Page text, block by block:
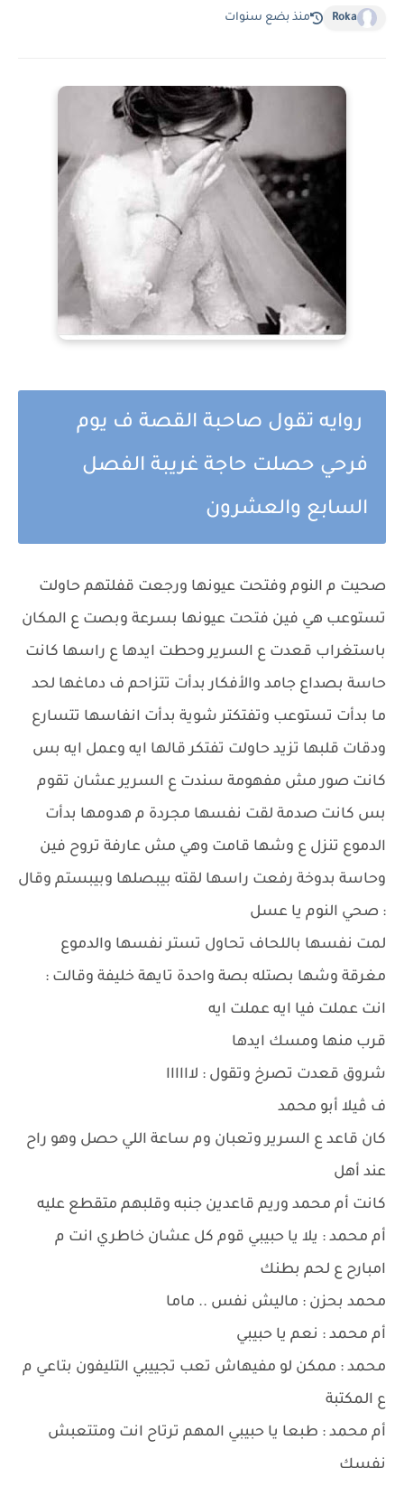
Roka منذ بضع سنوات
روايه تقول صاحبة القصة ف يوم
فرحي حصلت حاجة غريبة الفصل
السابع والعشرون
صحيت م النوم وفتحت عيونها ورجعت قفلتهم حاولت
تستوعب هي فين فتحت عيونها بسرعة وبصت ع المكان
باستغراب قعدت ع السرير وحطت ايدها ع راسها كانت
حاسة بصداع جامد والأفكار بدأت تتزاحم ف دماغها لحد
ما بدأت تستوعب وتفتكتر شوية بدأت انفاسها تتسارع
ودقات قلبها تزيد حاولت تفتكر قالها ايه وعمل ايه بس
كانت صور مش مفهومة سندت ع السرير عشان تقوم
بس كانت صدمة لقت نفسها مجردة م هدومها بدأت
الدموع تنزل ع وشها قامت وهي مش عارفة تروح فين
وحاسة بدوخة رفعت راسها لقته بيبصلها وبيبستم وقال
: صحي النوم يا عسل
لمت نفسها باللحاف تحاول تستر نفسها والدموع
مغرقة وشها بصتله بصة واحدة تايهة خليفة وقالت :
انت عملت فيا ايه عملت ايه
قرب منها ومسك ايدها
شروق قعدت تصرخ وتقول : لاااااا
ف ڤيلا أبو محمد
كان قاعد ع السرير وتعبان وم ساعة اللي حصل وهو راح
عند أهل
كانت أم محمد وريم قاعدين جنبه وقلبهم متقطع عليه
أم محمد : يلا يا حبيبي قوم كل عشان خاطري انت م
امبارح ع لحم بطنك
محمد بحزن : ماليش نفس .. ماما
أم محمد : نعم يا حبيبي
محمد : ممكن لو مفيهاش تعب تجييبي التليفون بتاعي م
ع المكتبة
أم محمد : طبعا يا حبيبي المهم ترتاح انت ومتتعبش
نفسك